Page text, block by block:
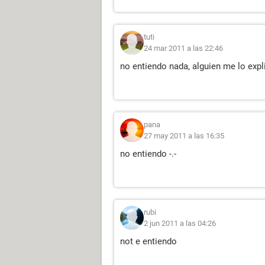
tuti
24 mar 2011 a las 22:46
no entiendo nada, alguien me lo
pana
27 may 2011 a las 16:35
no entiendo -.-
rubi
2 jun 2011 a las 04:26
not e entiendo